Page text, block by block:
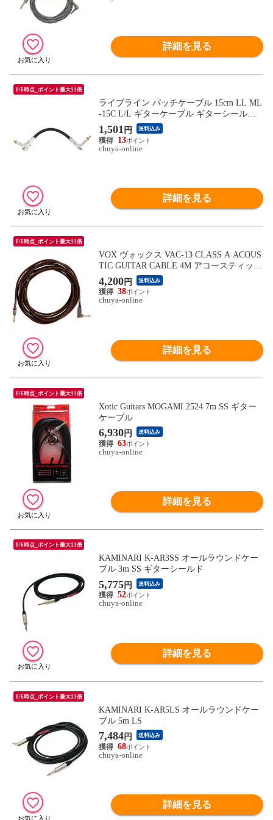
詳細を見る
8/6時点_ポイント最大11倍
ライブライン パッチケーブル 15cm LL ML
-15C L/L ギターケーブル ギターシールド
LIVE LINE
1,501 円 送料込み
13
chuya-online
詳細を見る
8/6時点_ポイント最大11倍
VOX ヴォックス VAC-13 CLASS A ACOUS
TIC GUITAR CABLE 4M アコースティック
ギター用ケーブル 4メートル シールド
4,200円 送料込み
38
chuya-online
詳細を見る
8/6時点_ポイント最大11倍
Xotic Guitars MOGAMI 2524 7m SS ギター
ケーブル
6,930円 送料込み
63
chuya-online
詳細を見る
8/6時点_ポイント最大11倍
KAMINARI K-AR3SS オールラウンドケー
ブル 3m SS ギターシールド
5,775円 送料込み
52
chuya-online
詳細を見る
8/6時点_ポイント最大11倍
KAMINARI K-AR5LS オールラウンドケー
ブル 5m LS
7,484円 送料込み
68
chuya-online
詳細を見る